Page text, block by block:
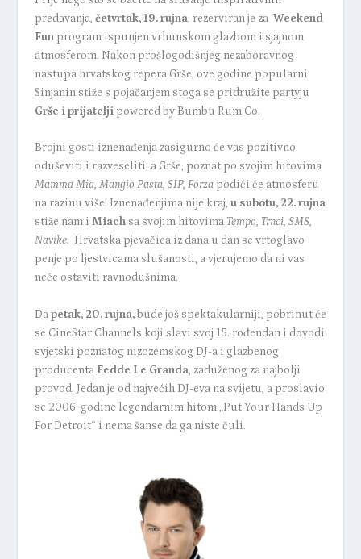
predavanja, četvrtak, 19. rujna, rezerviran je za Weekend
Funprogram ispunjen vrhunskom glazbom i sjajnom
atmosferom. Nakon prošlogodišnjeg nezaboravnog
nastupa hrvatskog repera Grše, ove godine popularni
Sinjanin stiže s pojačanjem stoga se pridružite partyju
Grše i prijateljipowered by Bumbu Rum Co.
Brojni gosti iznenađenja zasigurno će vas pozitivno
oduševiti i razveseliti, a Grše, poznat po svojim hitovima
Mamma Mia, Mangio Pasta, SIP, Forza podići će atmosferu
na razinu više! Iznenađenjima nije kraj, u subotu, 22. rujna
stiže nam i Miachsa svojim hitovima Tempo, Trnci, SMS,
Navike. Hrvatska pjevačica iz dana u dan se vrtoglavo
penje po ljestvicama slušanosti, a vjerujemo da ni vas
neće ostaviti ravnodušnima.
Dapetak, 20. rujna, bude još spektakularniji, pobrinut će
se CineStar Channels koji slavi svoj 15. rođendan i dovodi
svjetski poznatog nizozemskog DJ-a i glazbenog
producenta Fedde Le Granda, zaduženog za najbolji
provod. Jedan je od najvećih DJ-eva na svijetu, a proslavio
se 2006. godine legendarnim hitom „Put Your Hands Up
For Detroit“ i nema šanse da ga niste čuli.